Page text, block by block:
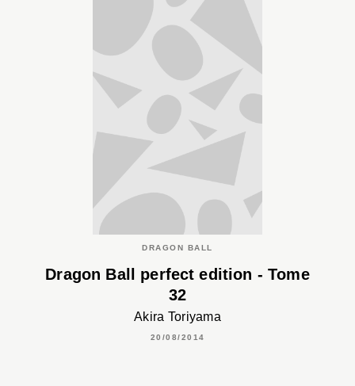
DRAGON BALL
Dragon Ball perfect edition - Tome
32
Akira Toriyama
20/08/2014